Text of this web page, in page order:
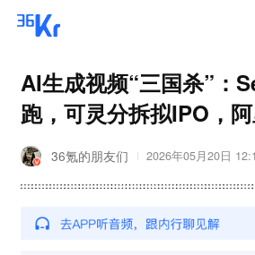
AI生成视频“三国杀”：
跑，可灵分拆拟IPO，
36氪的朋友们 2026年05月20日